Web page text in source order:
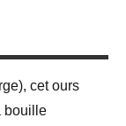
cet ours
bouille